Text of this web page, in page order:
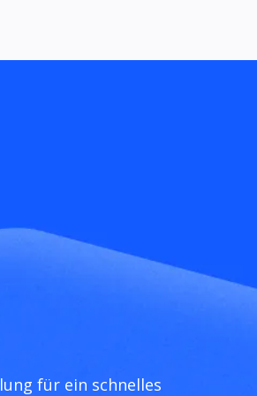
für ein schnelles